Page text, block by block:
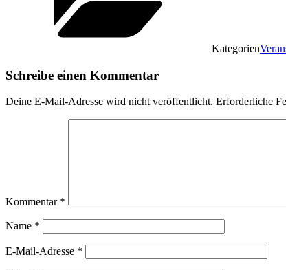
Kategorien
Schreibe einen Kommentar
Deine E-Mail-Adresse wird nicht veröffentlicht. Erforderliche
Kommentar *
Name *
E-Mail-Adresse *